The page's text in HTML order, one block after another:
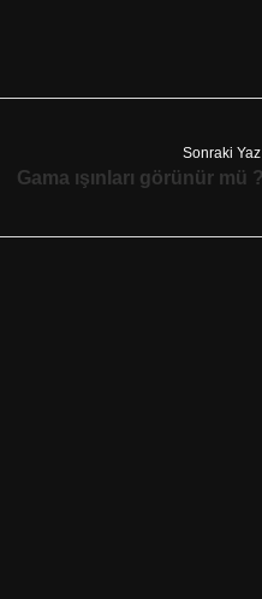
Sonraki
Gama ışınları görünür mü